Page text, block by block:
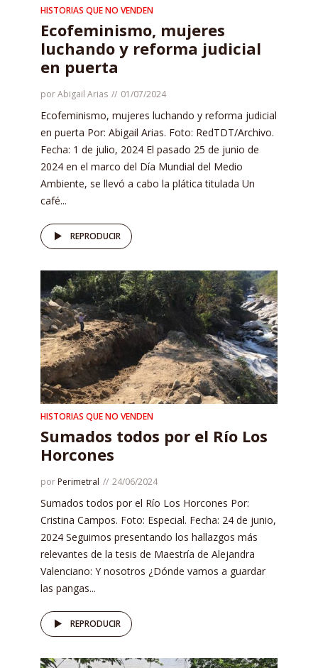
HISTORIAS QUE NO VENDEN
Ecofeminismo, mujeres
luchando y reforma judicial
en puerta
porAbigail Arias 01/07/2024
Ecofeminismo, mujeres luchando y reforma judicial
en puerta Por: Abigail Arias. Foto: RedTDT/Archivo.
Fecha: 1 de julio, 2024 El pasado 25 de junio de
2024 en el marco del Día Mundial del Medio
Ambiente, se llevó a cabo la plática titulada Un
café...
REPRODUCIR
HISTORIAS QUE NO VENDEN
Sumados todos por el Río Los
Horcones
por Perimetral 24/06/2024
Sumados todos por el Río Los Horcones Por:
Cristina Campos. Foto: Especial. Fecha: 24 de junio,
2024 Seguimos presentando los hallazgos más
relevantes de la tesis de Maestría de Alejandra
Valenciano: Y nosotros ¿Dónde vamos a guardar
las pangas...
REPRODUCIR